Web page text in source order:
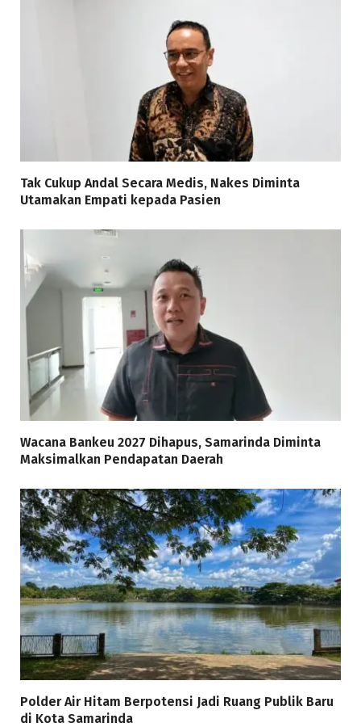
Tak Cukup Andal Secara Medis, Nakes Diminta
Utamakan Empati kepada Pasien
Wacana Bankeu 2027 Dihapus, Samarinda Diminta
Maksimalkan Pendapatan Daerah
Polder Air Hitam Berpotensi Jadi Ruang Publik Baru
di Kota Samarinda